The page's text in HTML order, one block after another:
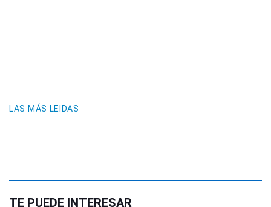
LAS MÁS LEIDAS
TE PUEDE INTERESAR